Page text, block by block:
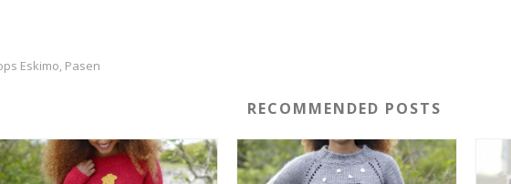
Eskimo, Pasen
RECOMMENDED POSTS